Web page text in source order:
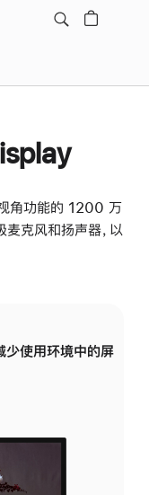
角功能的 1200 万
克风和扬声器，以
少使用环境中的屏